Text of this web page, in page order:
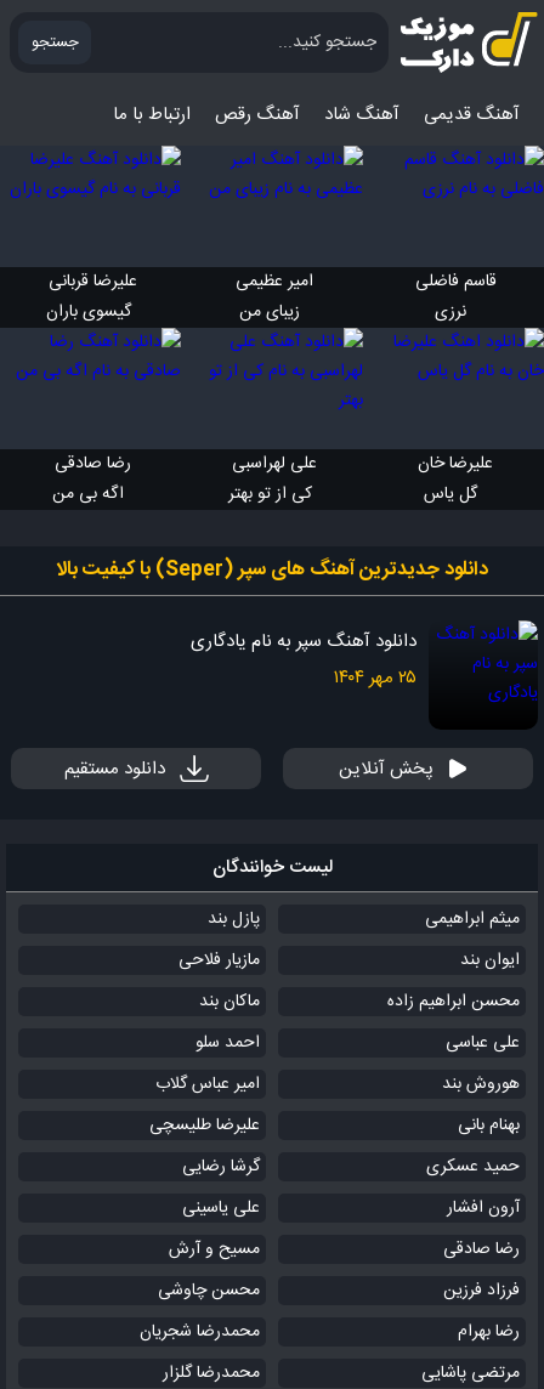
جستجو
آهنگ قدیمی آهنگ‌ شاد آهنگ رقص ارتباط با ما
قاسم فاضلی
نرزی
امیر عظیمی
زیبای من
علیرضا قربانی
گیسوی باران
علیرضا خان
گل یاس
علی لهراسبی
کی از تو بهتر
رضا صادقی
اگه بی من
دانلود جدیدترین آهنگ های سپر (Seper) با کیفیت بالا
دانلود آهنگ سپر به نام یادگاری
۲۵ مهر ۱۴۰۴
پخش آنلاین دانلود مستقیم
لیست خوانندگان
میثم ابراهیمی
پازل بند
ایوان بند
مازیار فلاحی
محسن ابراهیم زاده
ماکان بند
علی عباسی
احمد سلو
هوروش بند
امیر عباس گلاب
بهنام بانی
علیرضا طلیسچی
حمید عسکری
گرشا رضایی
آرون افشار
علی یاسینی
رضا صادقی
مسیح و آرش
فرزاد فرزین
محسن چاوشی
رضا بهرام
محمدرضا شجریان
مرتضی پاشایی
محمدرضا گلزار